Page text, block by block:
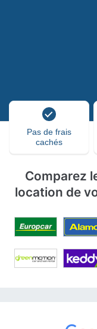
Pas de frais
cachés
Comparez
location de